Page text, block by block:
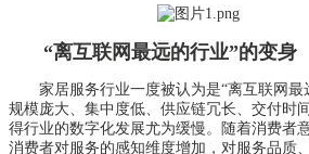
“离互联网最远的行业”的变身
家居服务行业一度被认为是“离互联网最
规模庞大、集中度低、供应链冗长、交付时
得行业的数字化发展尤为缓慢。随着消费者
消费者对服务的感知维度增加，对服务品质